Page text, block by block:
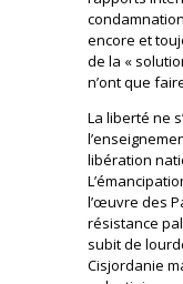
encore et
de la «
n’ont que
La liberté ne
libération
l’œuvre des
résistance
subit de
Cisjordanie